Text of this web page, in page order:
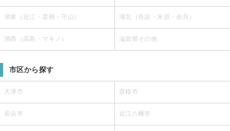
湖東（近江・彦根・守山） 湖北（長浜・米原・余呉）
湖西（高島・マキノ） 滋賀県その他
市区から探す
大津市 彦根市
長浜市 近江八幡市